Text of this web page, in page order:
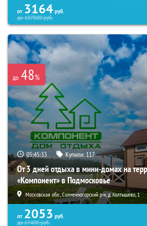
от 3164 руб.
до107880руб.
до 48%
05:45:31 Купили: 117
От 3 дней отдыха в мини-домах на
«Компонент» в Подмосковье
Московская обл., Солнечногорский р-н, д. Колтышево, 1
от 2053 руб.
до67400руб.